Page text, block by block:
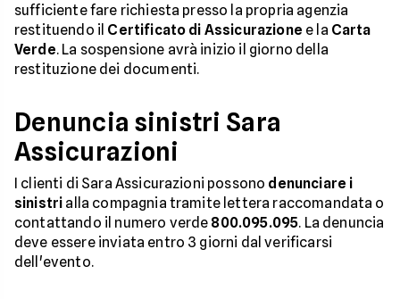
sufficiente fare richiesta presso la propria agenzia
restituendo il Certificato di Assicurazione e la Carta
Verde. La sospensione avrà inizio il giorno della
restituzione dei documenti.
Denuncia sinistri Sara
Assicurazioni
I clienti di Sara Assicurazioni possono denunciare i
sinistri alla compagnia tramite lettera raccomandata o
contattando il numero verde 800.095.095. La denuncia
deve essere inviata entro 3 giorni dal verificarsi
dell'evento.